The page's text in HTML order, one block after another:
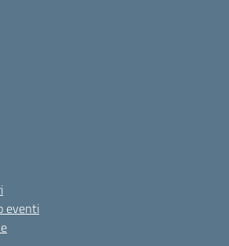
eventi